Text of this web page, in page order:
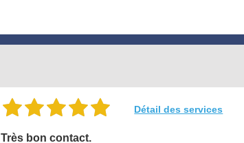
Détail des services
Très bon contact.